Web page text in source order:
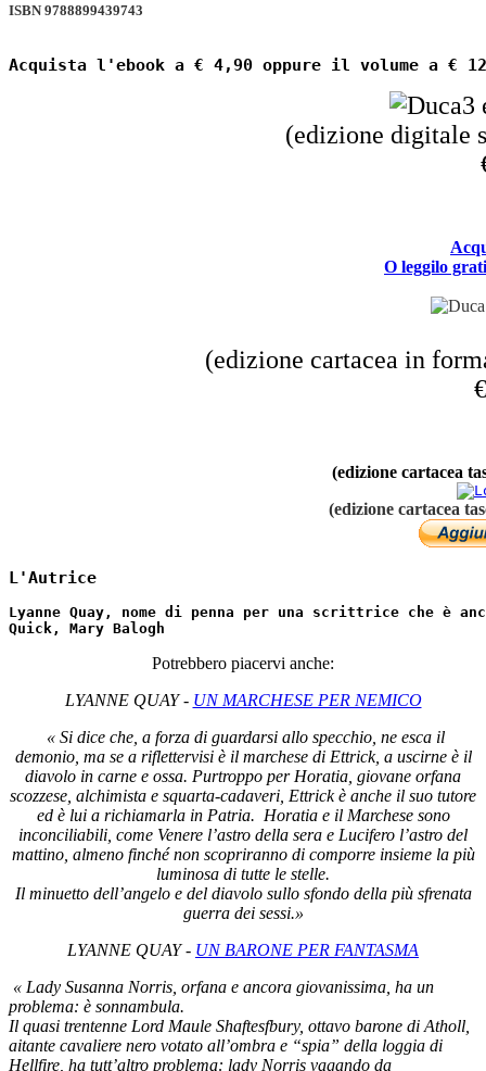
ISBN 9788899439743
Acquista l'ebook a € 4,90 oppure il volume a €
(edizione digitale
A
O leggilo
(edizione cartacea in
(edizione cartacea
(edizione cartacea
L'Autrice
Lyanne Quay, nome di penna per una scrittrice che è
Quick, Mary Balogh
Potrebbero piacervi anche:
LYANNE QUAY - UN MARCHESE PER NEMICO
« Si dice che, a forza di guardarsi allo specchio, ne esca il
demonio, ma se a riflettervisi è il marchese di Ettrick, a uscirne è il
diavolo in carne e ossa. Purtroppo per Horatia, giovane orfana
scozzese, alchimista e squarta-cadaveri, Ettrick è anche il suo tutore
ed è lui a richiamarla in Patria. Horatia e il Marchese sono
inconciliabili, come Venere l’astro della sera e Lucifero l’astro del
mattino, almeno finché non scopriranno di comporre insieme la più
luminosa di tutte le stelle.
Il minuetto dell’angelo e del diavolo sullo sfondo della più sfrenata
guerra dei sessi.»
LYANNE QUAY - UN BARONE PER FANTASMA
« Lady Susanna Norris, orfana e ancora giovanissima, ha un
problema: è sonnambula.
Il quasi trentenne Lord Maule Shaftesfbury, ottavo barone di Atholl,
aitante cavaliere nero votato all’ombra e “spia” della loggia di
Hellfire, ha tutt’altro problema: lady Norris vagando da